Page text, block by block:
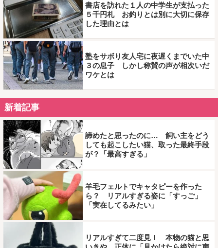
書店を訪れた１人の中学生が支払った
５千円札 お釣りとは別に大切に保存
した理由とは
塾をサボり友人宅に夜遅くまでいた中
３の息子 しかし称賛の声が相次いだ
ワケとは
新着記事
諦めたと思ったのに… 飼い主をどう
しても起こしたい猫、取った最終手段
が？「最高すぎる」
羊毛フェルトでキャタピーを作った
ら？ リアルすぎる姿に「すっご」
「実在してるみたい」
リアルすぎて二度見！ 本物の猫と思